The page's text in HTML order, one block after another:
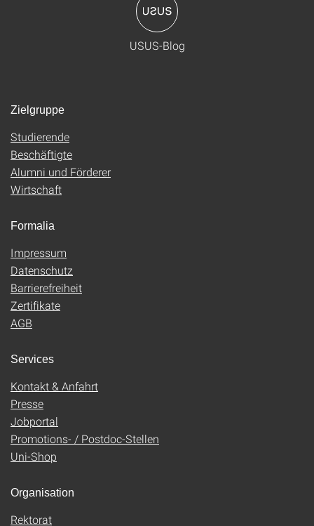
USUS-Blog
Zielgruppe
Studierende
Beschäftigte
Alumni und Förderer
Wirtschaft
Formalia
Impressum
Datenschutz
Barrierefreiheit
Zertifikate
AGB
Services
Kontakt & Anfahrt
Presse
Jobportal
Promotions- / Postdoc-Stellen
Uni-Shop
Organisation
Rektorat